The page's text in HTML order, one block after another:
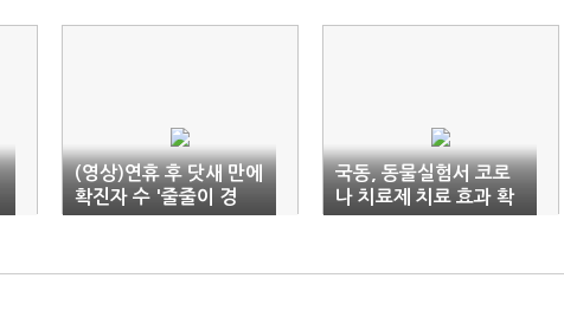
(영상)연휴 후 닷새 만에
확진자 수 '줄줄이 경
신'…"'자가검사키트' 지
국동, 동물실험서 코로
나 치료제 치료 효과 확
인